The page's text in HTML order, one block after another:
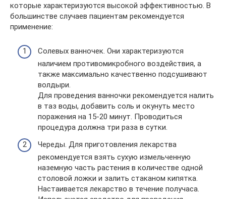
которые характеризуются высокой эффективностью. В
большинстве случаев пациентам рекомендуется
применение:
Солевых ванночек. Они характеризуются
наличием противомикробного воздействия, а
также максимально качественно подсушивают
волдыри.
Для проведения ванночки рекомендуется налить
в таз воды, добавить соль и окунуть место
поражения на 15-20 минут. Проводиться
процедура должна три раза в сутки.
Череды. Для приготовления лекарства
рекомендуется взять сухую измельченную
наземную часть растения в количестве одной
столовой ложки и залить стаканом кипятка.
Настаивается лекарство в течение получаса.